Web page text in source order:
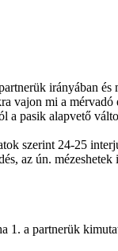
irányában
vajon mi a
pasik alapvető
szerint 24-25
az ún.
a partnerük